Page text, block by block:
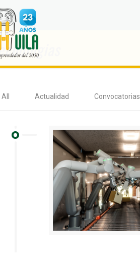
All Actualidad Convocatorias